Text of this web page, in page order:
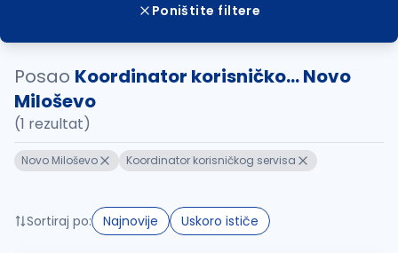
Poništite filtere
Posao Koordinator korisničko... Novo
Miloševo
(1 rezultat)
Novo Miloševo Koordinator korisničkog servisa
Sortiraj po: Najnovije Uskoro ističe